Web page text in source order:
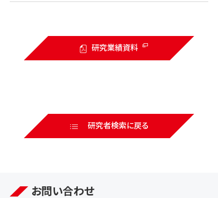
研究業績資料
研究者検索に戻る
お問い合わせ